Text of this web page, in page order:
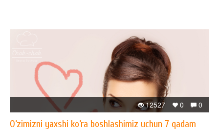
0
0
12527
O‘zimizni yaxshi ko‘ra boshlashimiz uchun 7 qadam